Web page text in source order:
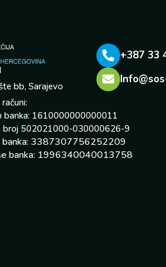
bb, Sarajevo
banka: 1610000000000011
broj 502021000-030000626-9
banka: 3387307756252209
banka: 1996340040013758
+387 33